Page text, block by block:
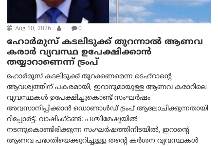
Aug 10, 2026 . 0
ഹോർമുസ് കടലിടുക്ക് തുറന്നാൽ ആണവ
കരാർ വ്യവസ്ഥ ഉപേക്ഷിക്കാൻ
തയ്യാറാണെന്ന് ട്രം‌പ്
ഹോർമുസ് കടലിടുക്ക് തുറക്കണമെന്ന ടെഹ്‌റാന്റെ
ആവശ്യത്തിന് പകരമായി, ഇറാനുമായുള്ള ആണവ കരാറിലെ
വ്യവസ്ഥകൾ ഉപേക്ഷിച്ചുകൊണ്ട് സംഘർഷം
അവസാനിപ്പിക്കാൻ ഡൊണാൾഡ് ട്രംപ് ആലോചിക്കുന്നതായി
റിപ്പോർട്ട്. വാഷിംഗ്ടണ്‍: പശ്ചിമേഷ്യയിൽ
നടന്നുകൊണ്ടിരിക്കുന്ന സംഘർഷത്തിനിടയിൽ, ഇറാന്റെ
ആണവ പദ്ധതിയെക്കുറിച്ചുള്ള തന്റെ കർശന വ്യവസ്ഥകൾ